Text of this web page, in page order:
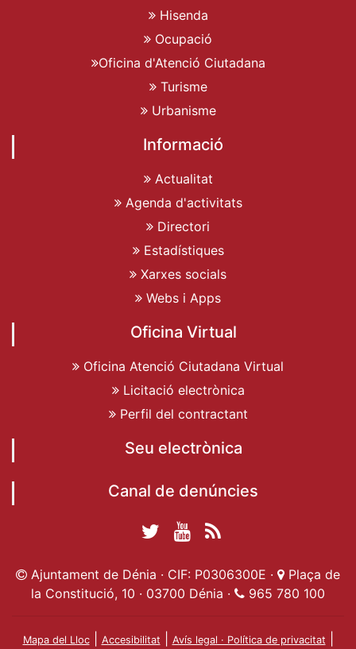
Hisenda
Ocupació
Oficina d'Atenció Ciutadana
Turisme
Urbanisme
Informació
Actualitat
Agenda d'activitats
Directori
Estadístiques
Xarxes socials
Webs i Apps
Oficina Virtual
Oficina Atenció Ciutadana Virtual
Licitació electrònica
Perfil del contractant
Seu electrònica
Canal de denúncies
de Dénia
Twitter Ajuntament
de Dénia
Ajuntament de
Dénia
Actualitat
Ajuntament
Ajuntament de Dénia · CIF: P0306300E ·
Plaça de
la Constitució, 10 · 03700 Dénia ·
965 780 100
Mapa del Lloc| Accesibilitat Avís legal · Política de privacitat